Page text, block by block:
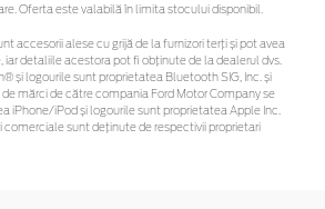
Oferta este valabilă în limita stocului disponibil.
accesorii alese cu grijă de la furnizori terți și pot avea
iar detaliile acestora pot fi obținute de la dealerul dvs.
și logourile sunt proprietatea Bluetooth SIG, Inc. și
mărci de către compania Ford Motor Company se
iPhone/iPod și logourile sunt proprietatea Apple Inc.
comerciale sunt deținute de respectivii proprietari